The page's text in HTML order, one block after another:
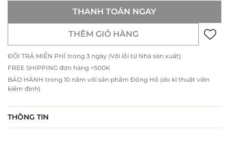
THANH TOÁN NGAY
THÊM GIỎ HÀNG
ĐỔI TRẢ MIỄN PHÍ trong 3 ngày (Với lỗi từ Nhà sản xuất)
FREE SHIPPING đơn hàng >500K
BẢO HÀNH trong 10 năm với sản phẩm Đồng Hồ (do kĩ thuật viên
kiểm định)
THÔNG TIN